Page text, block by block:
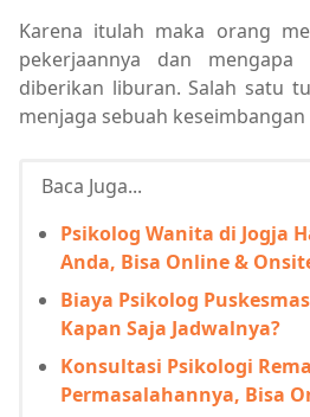
Karena itulah maka orang
pekerjaannya dan mengapa
diberikan liburan. Salah satu
menjaga sebuah
Baca Juga...
Psikolog Wanita di Jogja
Anda, Bisa Online &
Biaya Psikolog
Kapan Saja Jadwalnya?
Konsultasi Psikologi
Permasalahannya, Bisa